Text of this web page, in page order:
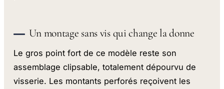
Un montage sans vis qui change la donne
Le gros point fort de ce modèle reste son
assemblage clipsable, totalement dépourvu de
visserie. Les montants perforés reçoivent les